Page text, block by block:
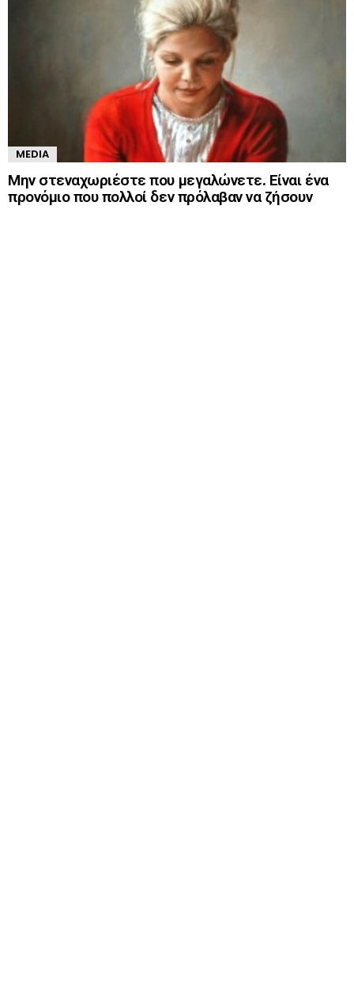
MEDIA
Μην στεναχωριέστε που μεγαλώνετε. Είναι ένα
προνόμιο που πολλοί δεν πρόλαβαν να ζήσουν